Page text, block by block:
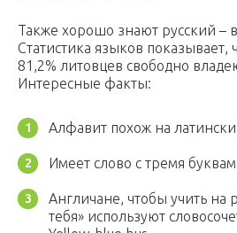
Также хорошо знают русский –
Статистика языков показывает,
81,2% литовцев свободно
Интересные факты:
Алфавит похож на
Имеет слово с тремя
Англичане, чтобы учить на
тебя» используют